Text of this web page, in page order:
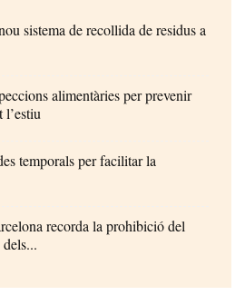
sistema de recollida de residus a
alimentàries per prevenir
temporals per facilitar la
recorda la prohibició del